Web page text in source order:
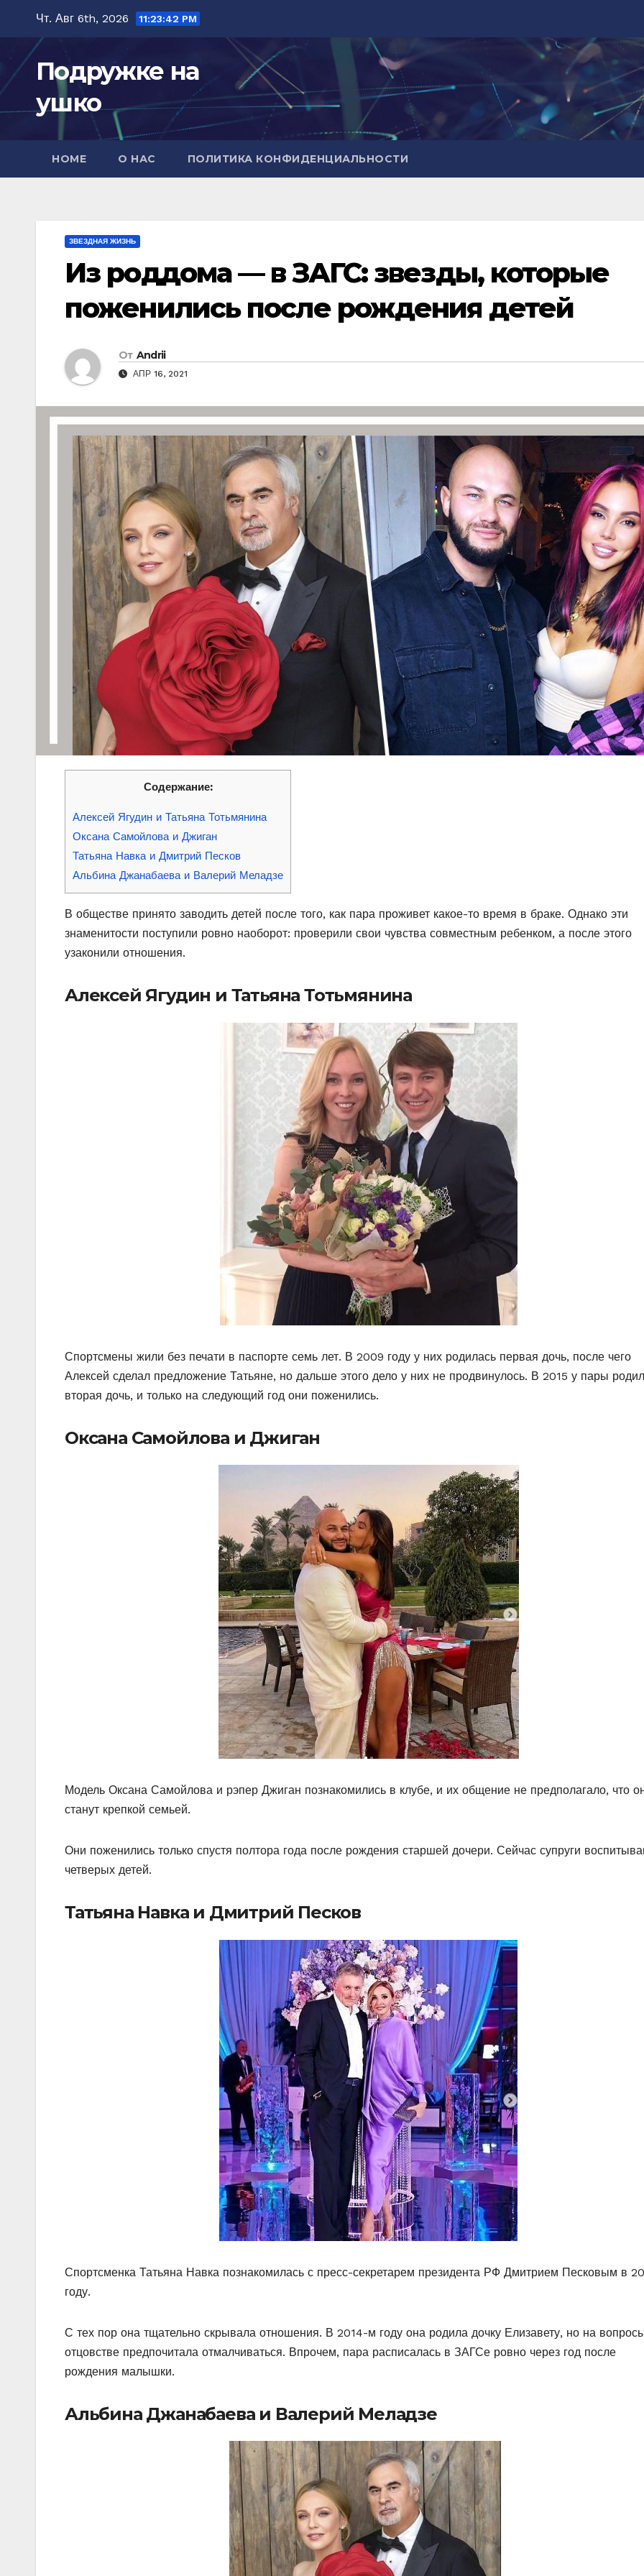
содержимому
Чт. Авг 6th, 2026 11:23:44 PM
Подружке на
ушко
HOME О НАС ПОЛИТИКА КОНФИДЕНЦИАЛЬНОСТИ
ЗВЕЗДНАЯ ЖИЗНЬ
Из роддома — в ЗАГС: звезды, которые
поженились после рождения детей
От Andrii
АПР 16, 2021
Содержание:
Алексей Ягудин и Татьяна Тотьмянина
Оксана Самойлова и Джиган
Татьяна Навка и Дмитрий Песков
Альбина Джанабаева и Валерий Меладзе
В обществе принято заводить детей после того, как пара проживет какое-то время в браке. Однако эти
знаменитости поступили ровно наоборот: проверили свои чувства совместным ребенком, а после этого
узаконили отношения.
Алексей Ягудин и Татьяна Тотьмянина
Спортсмены жили без печати в паспорте семь лет. В 2009 году у них родилась первая дочь, после чего
Алексей сделал предложение Татьяне, но дальше этого дело у них не продвинулось. В 2015 у пары
вторая дочь, и только на следующий год они поженились.
Оксана Самойлова и Джиган
Модель Оксана Самойлова и рэпер Джиган познакомились в клубе, и их общение не предполагало, что
станут крепкой семьей.
Они поженились только спустя полтора года после рождения старшей дочери. Сейчас супруги
четверых детей.
Татьяна Навка и Дмитрий Песков
Спортсменка Татьяна Навка познакомилась с пресс-секретарем президента РФ Дмитрием Песковым в
году.
С тех пор она тщательно скрывала отношения. В 2014-м году она родила дочку Елизавету, но на
отцовстве предпочитала отмалчиваться. Впрочем, пара расписалась в ЗАГСе ровно через год после
рождения малышки.
Альбина Джанабаева и Валерий Меладзе